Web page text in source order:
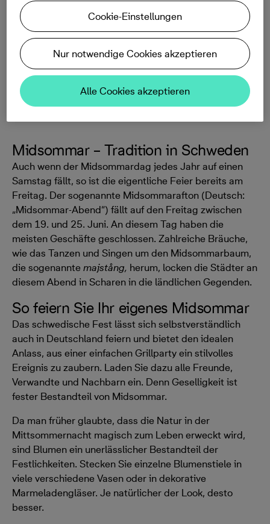
Denn das Fest im Juni verbindet nicht nur üppige
Speisen und ausgelassenes Feiern, sondern auch
Menschen jeden Alters und jeder Kultur. Jung und Alt
feiern in Schweden zusammen den längsten Tag des
Jahres mit vielen Blumen und traditionellen Trachten.
Midsommar – Tradition in Schweden
Auch wenn der Midsommardag jedes Jahr auf einen
Samstag fällt, so ist die eigentliche Feier bereits am
Freitag. Der sogenannte Midsommarafton (Deutsch:
„Midsommar-Abend“) fällt auf den Freitag zwischen
dem 19. und 25. Juni. An diesem Tag haben die
meisten Geschäfte geschlossen. Zahlreiche Bräuche,
wie das Tanzen und Singen um den Midsommarbaum,
die sogenannte majstång, herum, locken die Städter an
diesem Abend in Scharen in die ländlichen Gegenden.
So feiern Sie Ihr eigenes Midsommar
Das schwedische Fest lässt sich selbstverständlich
auch in Deutschland feiern und bietet den idealen
Anlass, aus einer einfachen Grillparty ein stilvolles
Ereignis zu zaubern. Laden Sie dazu alle Freunde,
Verwandte und Nachbarn ein. Denn Geselligkeit ist
fester Bestandteil von Midsommar.
Da man früher glaubte, dass die Natur in der
Mittsommernacht magisch zum Leben erweckt wird,
sind Blumen ein unerlässlicher Bestandteil der
Festlichkeiten. Stecken Sie einzelne Blumenstiele in
viele verschiedene Vasen oder in dekorative
Marmeladengläser. Je natürlicher der Look, desto
besser.
Cookie-Einstellungen
Nur notwendige Cookies akzeptieren
Alle Cookies akzeptieren